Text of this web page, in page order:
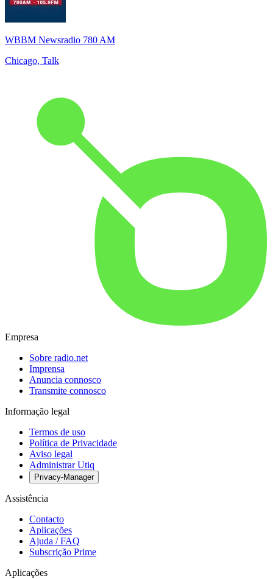
WBBM Newsradio 780 AM
Chicago, Talk
Empresa
Sobre radio.net
Imprensa
Anuncia connosco
Transmite connosco
Informação legal
Termos de uso
Política de Privacidade
Aviso legal
Administrar Utiq
Privacy-Manager
Assistência
Contacto
Aplicações
Ajuda / FAQ
Subscrição Prime
Aplicações